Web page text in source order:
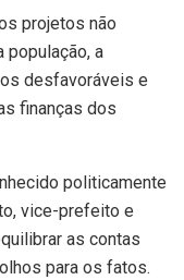
projetos não
população, a
desfavoráveis e
finanças dos
politicamente
vice-prefeito e
as contas
para os fatos.